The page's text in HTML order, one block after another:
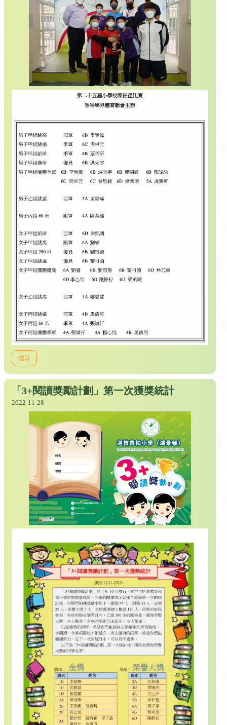
體育
「3+閱讀獎勵計劃」第一次獲獎統計
2022-11-28